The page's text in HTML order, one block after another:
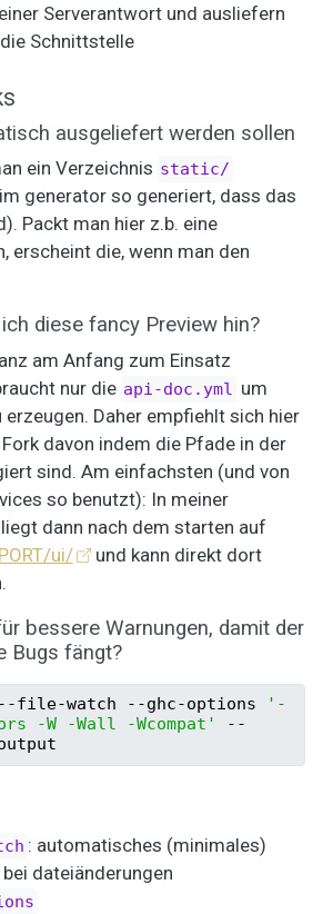
Serverantwort und ausliefern
Schnittstelle
ausgeliefert werden sollen
ein Verzeichnis static/
generator so generiert, dass das
Packt man hier z.b. eine
erscheint die, wenn man den
diese fancy Preview hin?
am Anfang zum Einsatz
nur die api-doc.yml um
Daher empfiehlt sich hier
davon indem die Pfade in der
sind. Am einfachsten (und von
so benutzt): In meiner
dann nach dem starten auf
ui/
und kann direkt dort
bessere Warnungen, damit der
Bugs fängt?
--file-watch --ghc-options
'-
-W -Wall -Wcompat'
--
: automatisches (minimales)
dateiänderungen